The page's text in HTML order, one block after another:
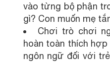
vào từng bộ phận
gì? Con muốn mẹ
Chơi trò chơi
hoàn toàn thích
ngôn ngữ đối với